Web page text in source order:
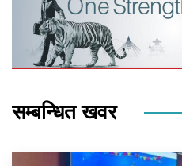
सम्बन्धित खवर